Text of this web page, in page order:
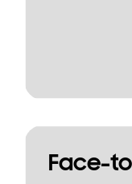
Face-